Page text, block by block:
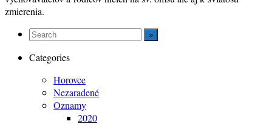
zmierenia.
Categories
Horovce
Nezaradené
Oznamy
2020